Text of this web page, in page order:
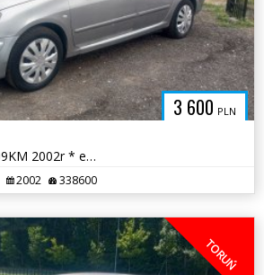
3 600 PLN
Peugeot 307 2.0D 109KM 2002r * el szyby panorama klima hak * TORUŃ
2002 338600
TORUŃ